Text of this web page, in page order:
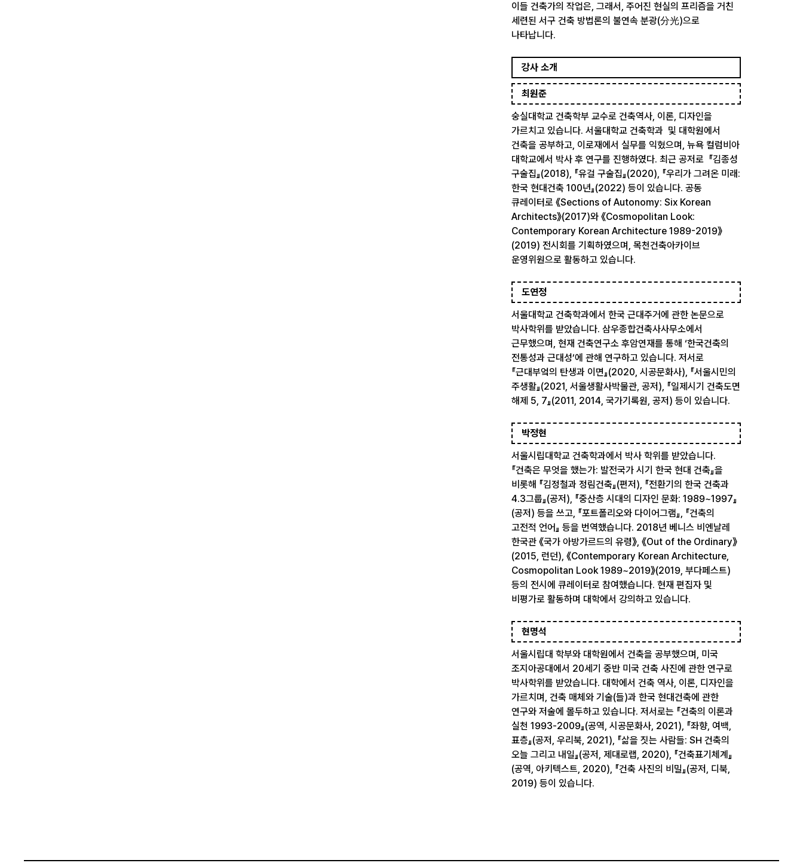
이들 건축가의 작업은, 그래서, 주어진 현실의 프리즘을 거친
세련된 서구 건축 방법론의 불연속 분광(分光)으로
나타납니다.
강사 소개
최원준
숭실대학교 건축학부 교수로 건축역사, 이론, 디자인을
가르치고 있습니다. 서울대학교 건축학과 및 대학원에서
건축을 공부하고, 이로재에서 실무를 익혔으며, 뉴욕 컬럼비아
대학교에서 박사 후 연구를 진행하였다. 최근 공저로 『김종성
구술집』(2018), 『유걸 구술집』(2020), 『우리가 그려온 미래:
한국 현대건축 100년』(2022) 등이 있습니다. 공동
큐레이터로 《Sections of Autonomy: Six Korean
Architects》(2017)와 《Cosmopolitan Look:
Contemporary Korean Architecture 1989-2019》
(2019) 전시회를 기획하였으며, 목천건축아카이브
운영위원으로 활동하고 있습니다.
도연정
서울대학교 건축학과에서 한국 근대주거에 관한 논문으로
박사학위를 받았습니다. 삼우종합건축사사무소에서
근무했으며, 현재 건축연구소 후암연재를 통해 ‘한국건축의
전통성과 근대성’에 관해 연구하고 있습니다. 저서로
『근대부엌의 탄생과 이면』(2020, 시공문화사), 『서울시민의
주생활』(2021, 서울생활사박물관, 공저), 『일제시기 건축도면
해제 5, 7』(2011, 2014, 국가기록원, 공저) 등이 있습니다.
박정현
서울시립대학교 건축학과에서 박사 학위를 받았습니다.
『건축은 무엇을 했는가: 발전국가 시기 한국 현대 건축』을
비롯해 『김정철과 정림건축』(편저), 『전환기의 한국 건축과
4.3그룹』(공저), 『중산층 시대의 디자인 문화: 1989~1997』
(공저) 등을 쓰고, 『포트폴리오와 다이어그램』, 『건축의
고전적 언어』 등을 번역했습니다. 2018년 베니스 비엔날레
한국관 《국가 아방가르드의 유령》, 《Out of the Ordinary》
(2015, 런던), 《Contemporary Korean Architecture,
Cosmopolitan Look 1989~2019》(2019, 부다페스트)
등의 전시에 큐레이터로 참여했습니다. 현재 편집자 및
비평가로 활동하며 대학에서 강의하고 있습니다.
현명석
서울시립대 학부와 대학원에서 건축을 공부했으며, 미국
조지아공대에서 20세기 중반 미국 건축 사진에 관한 연구로
박사학위를 받았습니다. 대학에서 건축 역사, 이론, 디자인을
가르치며, 건축 매체와 기술(들)과 한국 현대건축에 관한
연구와 저술에 몰두하고 있습니다. 저서로는 『건축의 이론과
실천 1993-2009』(공역, 시공문화사, 2021), 『좌향, 여백,
표층』(공저, 우리북, 2021), 『삶을 짓는 사람들: SH 건축의
오늘 그리고 내일』(공저, 제대로랩, 2020), 『건축표기체계』
(공역, 아키텍스트, 2020), 『건축 사진의 비밀』(공저, 디북,
2019) 등이 있습니다.